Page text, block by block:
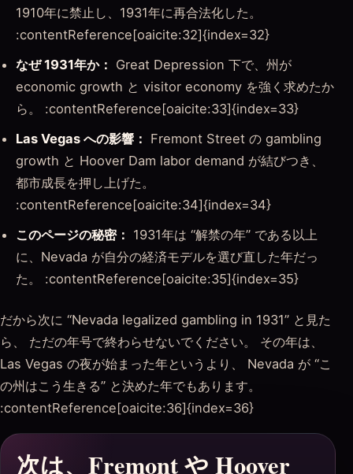
1910年に禁止し、1931年に再合法化した。
:contentReference[oaicite:32]{index=32}
なぜ 1931年か： Great Depression 下で、州が
economic growth と visitor economy を強く求めたか
ら。 :contentReference[oaicite:33]{index=33}
Las Vegas への影響： Fremont Street の gambling
growth と Hoover Dam labor demand が結びつき、
都市成長を押し上げた。
:contentReference[oaicite:34]{index=34}
このページの秘密： 1931年は “解禁の年” である以上
に、Nevada が自分の経済モデルを選び直した年だっ
た。 :contentReference[oaicite:35]{index=35}
だから次に “Nevada legalized gambling in 1931” と見た
ら、 ただの年号で終わらせないでください。 その年は、
Las Vegas の夜が始まった年というより、 Nevada が “こ
の州はこう生きる” と決めた年でもあります。
:contentReference[oaicite:36]{index=36}
次は、Fremont や Hoover